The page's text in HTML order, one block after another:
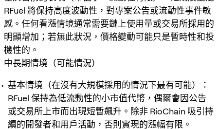
RFuel 將保持高度波動性，對專案公告或流動性事件敏
感。任何看漲情境通常需要鏈上使用量或交易所採用的
明顯增加；若無此狀況，價格變動可能只是暫時性和投
機性的。
中長期情境（可能情況）
基本情境（在沒有大規模採用的情況下最有可能）：
RFuel 保持為低流動性的小市值代幣，偶爾會因公告
或交易所上市而出現短暫飆升。除非 RioChain 吸引持
續的開發者和用戶活動，否則實現的漲幅有限。